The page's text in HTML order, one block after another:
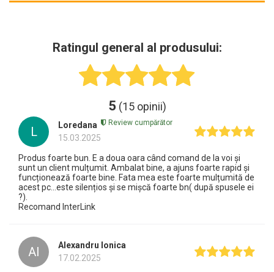
Ratingul general al produsului:
5 (15 opinii)
L
Loredana
15.03.2025
Review cumpărător
Produs foarte bun. E a doua oara când comand de la voi și
sunt un client mulțumit. Ambalat bine, a ajuns foarte rapid și
funcționează foarte bine. Fata mea este foarte mulțumită de
acest pc...este silențios și se mișcă foarte bn( după spusele ei
?).
Recomand InterLink
AI
Alexandru Ionica
17.02.2025